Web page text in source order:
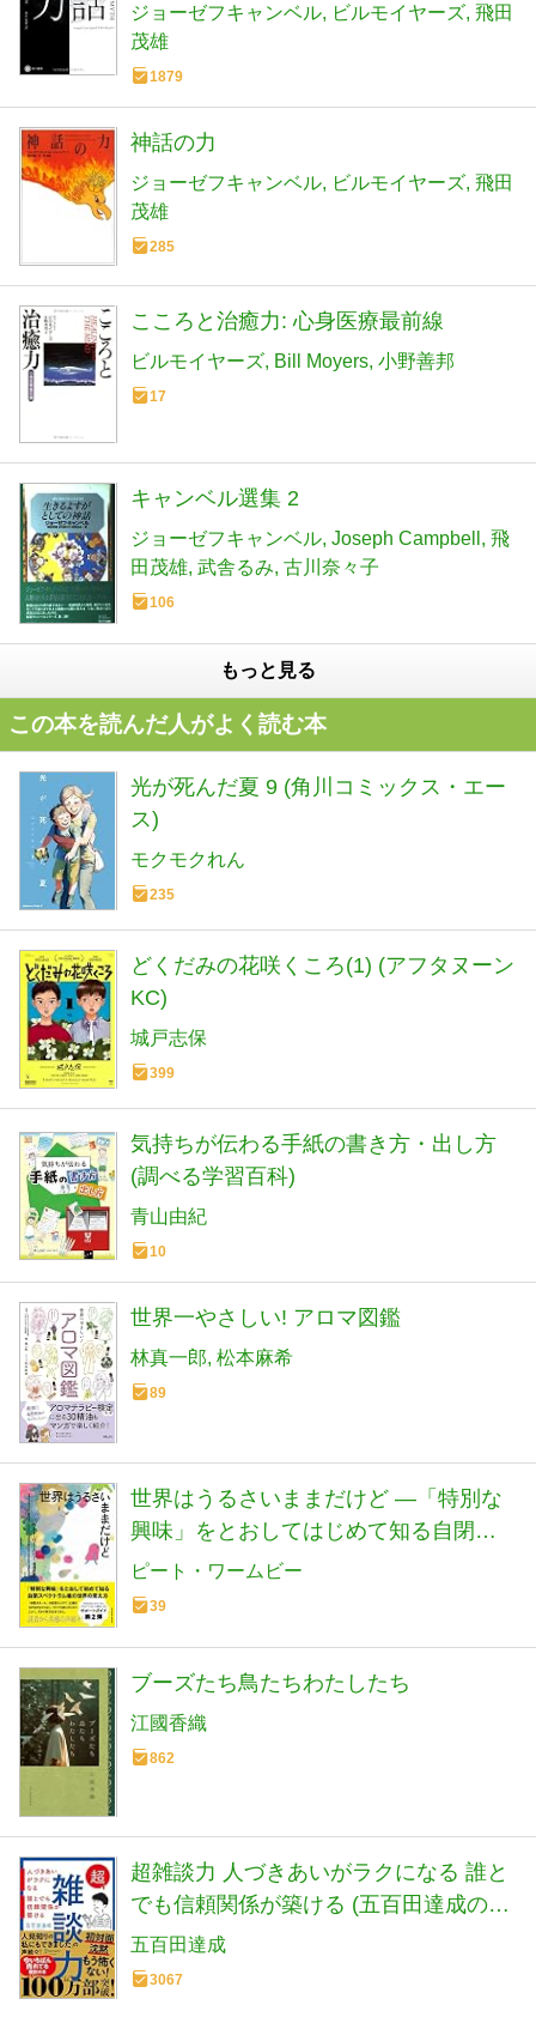
ジョーゼフキャンベル ビルモイヤーズ 飛田
茂雄
1879
神話の力
ジョーゼフキャンベル ビルモイヤーズ 飛田
茂雄
285
こころと治癒力: 心身医療最前線
ビルモイヤーズ Bill Moyers 小野善邦
17
キャンベル選集 2
ジョーゼフキャンベル Joseph Campbell
飛
田茂雄 武舎るみ 古川奈々子
106
もっと見る
この本を読んだ人がよく読む本
光が死んだ夏 9 (角川コミックス・エー
ス)
モクモクれん
235
どくだみの花咲くころ(1) (アフタヌーン
KC)
城戸志保
399
気持ちが伝わる手紙の書き方・出し方
(調べる学習百科)
青山由紀
10
世界一やさしい! アロマ図鑑
林真一郎 松本麻希
89
世界はうるさいままだけど ―「特別な
興味」をとおしてはじめて知る自閉ス
ペクトラム者の世界の見え方
ピート・ワームビー
39
ブーズたち鳥たちわたしたち
江國香織
862
超雑談力 人づきあいがラクになる 誰と
でも信頼関係が築ける (五百田達成の話
し方シリーズ)
五百田達成
3067